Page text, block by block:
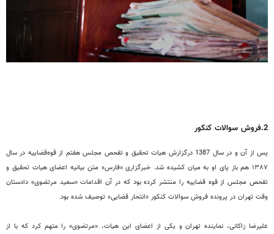
2.فروش سوالات کنکور
پس از آن و در سال 1387 درگزارش‌ هیات تحقیق و تفحص مجلس هفتم از قوه‌قضاییه در سال
۱۳۸۷ هم باز پای او به میان کشیده‌ شد. خبرگزاری «فارس» متن بیانیه اعضای هیات تحقیق و
تفحص مجلس از قوه قضاییه را منتشر کرده ‌بود که در آن اقدامات «سعید مرتضوی» دادستان
وقت تهران در پرونده فروش سوالات کنکور «انتحار قضایی» توصیف شده ‌بود.
علیرضا زاکانی، نماینده تهران و یکی از اعضای این هیات، «مرتضوی» را متهم کرد که با از